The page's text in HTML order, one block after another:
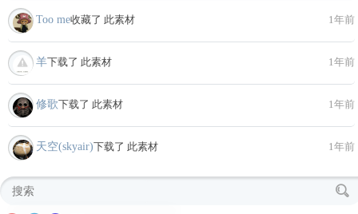
Too me收藏了 此素材 1年前
羊下载了 此素材 1年前
修歌下载了 此素材 1年前
天空(skyair)下载了 此素材 1年前